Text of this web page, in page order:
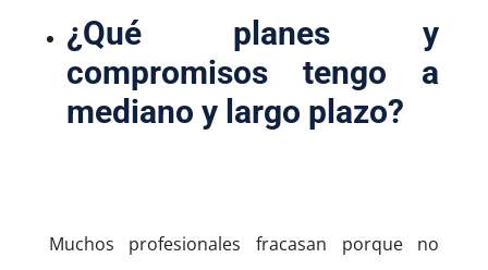
¿Qué planes y
compromisos tengo a
mediano y largo plazo?
Muchos profesionales fracasan porque no